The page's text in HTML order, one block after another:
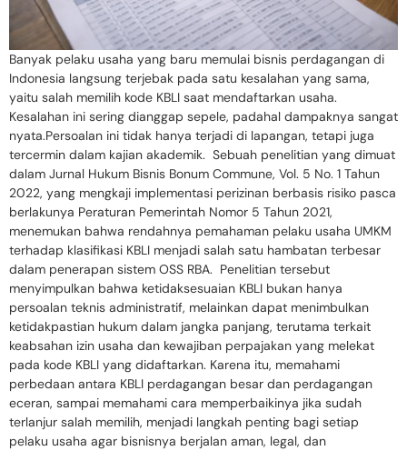
Banyak pelaku usaha yang baru memulai bisnis perdagangan di
Indonesia langsung terjebak pada satu kesalahan yang sama,
yaitu salah memilih kode KBLI saat mendaftarkan usaha.
Kesalahan ini sering dianggap sepele, padahal dampaknya sangat
nyata.Persoalan ini tidak hanya terjadi di lapangan, tetapi juga
tercermin dalam kajian akademik. Sebuah penelitian yang dimuat
dalam Jurnal Hukum Bisnis Bonum Commune, Vol. 5 No. 1 Tahun
2022, yang mengkaji implementasi perizinan berbasis risiko pasca
berlakunya Peraturan Pemerintah Nomor 5 Tahun 2021,
menemukan bahwa rendahnya pemahaman pelaku usaha UMKM
terhadap klasifikasi KBLI menjadi salah satu hambatan terbesar
dalam penerapan sistem OSS RBA. Penelitian tersebut
menyimpulkan bahwa ketidaksesuaian KBLI bukan hanya
persoalan teknis administratif, melainkan dapat menimbulkan
ketidakpastian hukum dalam jangka panjang, terutama terkait
keabsahan izin usaha dan kewajiban perpajakan yang melekat
pada kode KBLI yang didaftarkan. Karena itu, memahami
perbedaan antara KBLI perdagangan besar dan perdagangan
eceran, sampai memahami cara memperbaikinya jika sudah
terlanjur salah memilih, menjadi langkah penting bagi setiap
pelaku usaha agar bisnisnya berjalan aman, legal, dan